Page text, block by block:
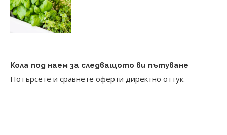
Кола под наем за следващото ви пътуване
Потърсете и сравнете оферти директно оттук.